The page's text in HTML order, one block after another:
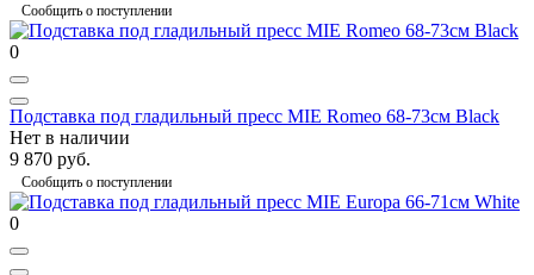
Сообщить о поступлении
0
Подставка под гладильный пресс MIE Romeo 68-73см Black
Нет в наличии
9 870 руб.
Сообщить о поступлении
0